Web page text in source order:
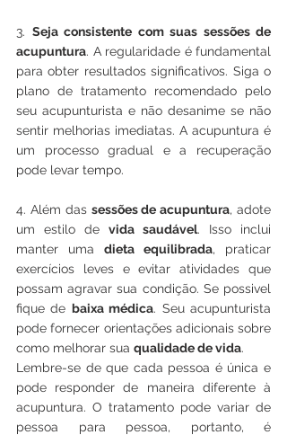
3. Seja consistente com suas sessões de
acupuntura. A regularidade é fundamental
para obter resultados significativos. Siga o
plano de tratamento recomendado pelo
seu acupunturista e não desanime se não
sentir melhorias imediatas. A acupuntura é
um processo gradual e a recuperação
pode levar tempo.
4. Além das sessões de acupuntura, adote
um estilo de vida saudável. Isso inclui
manter uma dieta equilibrada, praticar
exercícios leves e evitar atividades que
possam agravar sua condição. Se possivel
fique de baixa médica. Seu acupunturista
pode fornecer orientações adicionais sobre
como melhorar sua qualidade de vida.
Lembre-se de que cada pessoa é única e
pode responder de maneira diferente à
acupuntura. O tratamento pode variar de
pessoa para pessoa, portanto, é